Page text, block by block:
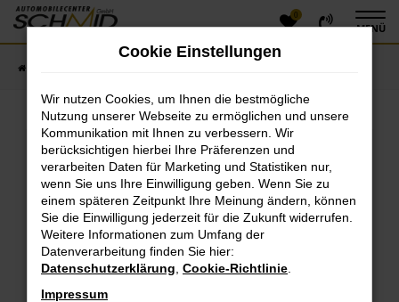
Zum
Hauptinhalt
0
MENÜ
Fehler: Network Error
Beim Laden ist ein Fehler aufgetreten.
Hier sind ein paar Tipps, die dir helfen können:
Überprüfe deine Firewall und deine
Internetverbindung.
Laden andere Webseiten, zum Beispiel deine
Suchmaschine?
Cookie Einstellungen
Wir nutzen Cookies, um Ihnen die bestmögliche
Nutzung unserer Webseite zu ermöglichen und unsere
Kommunikation mit Ihnen zu verbessern. Wir
berücksichtigen hierbei Ihre Präferenzen und
verarbeiten Daten für Marketing und Statistiken nur,
wenn Sie uns Ihre Einwilligung geben. Wenn Sie zu
einem späteren Zeitpunkt Ihre Meinung ändern, können
Sie die Einwilligung jederzeit für die Zukunft widerrufen.
Weitere Informationen zum Umfang der
Datenverarbeitung finden Sie hier:
Datenschutzerklärung Cookie-Richtlinie
Impressum